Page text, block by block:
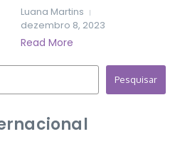
Luana Martins
dezembro 8, 2023
Read More
Pesquisar